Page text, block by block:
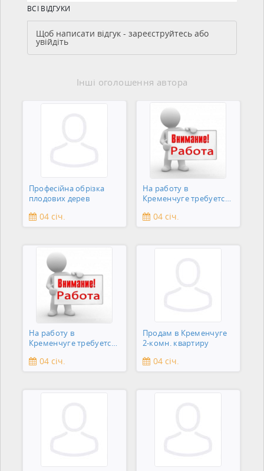
ВСІ ВІДГУКИ
Щоб написати відгук - зареєструйтесь або
увійдіть
Інші оголошення автора
Професійна обрізка
плодових дерев
04 січ.
На работу в
Кременчуге требуется
04 січ.
На работу в
Кременчуге требуется
04 січ.
Продам в Кременчуге
2-комн. квартиру
04 січ.